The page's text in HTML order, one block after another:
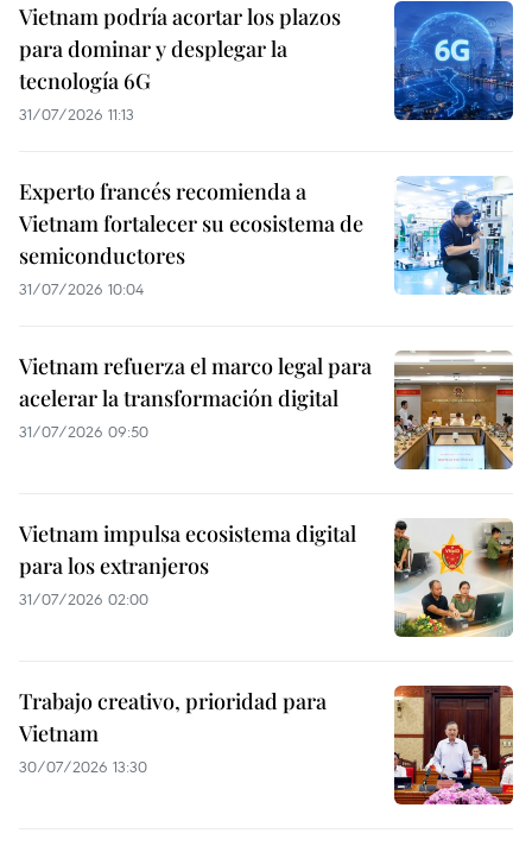
Vietnam podría acortar los plazos
para dominar y desplegar la
tecnología 6G
31/07/2026 11:13
Experto francés recomienda a
Vietnam fortalecer su ecosistema de
semiconductores
31/07/2026 10:04
Vietnam refuerza el marco legal para
acelerar la transformación digital
31/07/2026 09:50
Vietnam impulsa ecosistema digital
para los extranjeros
31/07/2026 02:00
Trabajo creativo, prioridad para
Vietnam
30/07/2026 13:30